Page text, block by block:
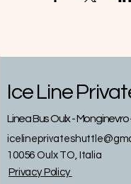
Ice Line
Linea Bus Oulx -
10056 Oulx TO, Italia
Privacy Policy